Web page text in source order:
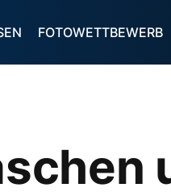
FOTOWETTBEWERB